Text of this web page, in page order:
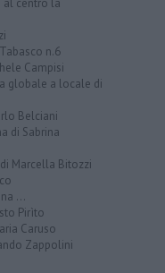
al centro la
n.6
Campisi
globale a locale di
Belciani
di Sabrina
Marcella Bitozzi
...
Pirìto
Caruso
Zappolini